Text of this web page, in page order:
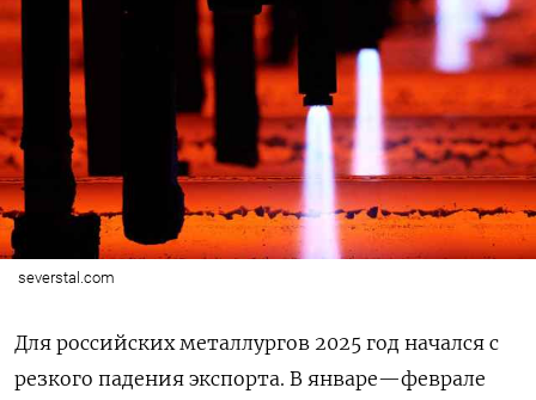
severstal.com
Для российских металлургов 2025 год начался с
резкого падения экспорта. В январе—феврале